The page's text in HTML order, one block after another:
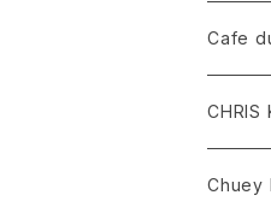
DEX
GRIP
カンビ
メンテ
Cafe
ALL
TOPS
CHRIS
Chuey